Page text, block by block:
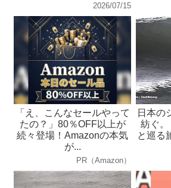
2026/07/15
「え、こんなセールやって
たの？」80％OFF以上が
続々登場！Amazonの本気
が...
PR（Amazon）
日本の
紡ぐ。
と巡る